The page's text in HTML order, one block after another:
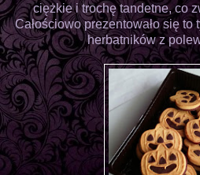
ciężkie i trochę tandetne, co
Całościowo prezentowało się
herbatników z